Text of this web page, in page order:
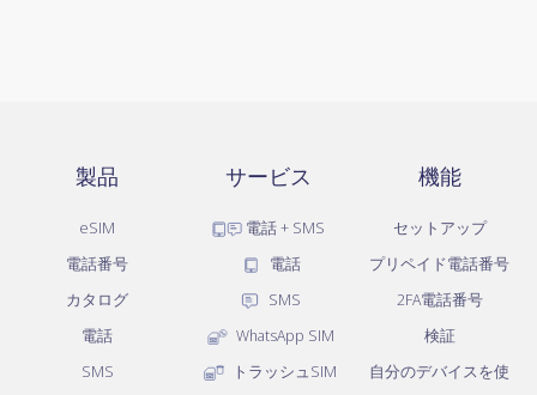
製品
eSIM
電話番号
カタログ
電話
SMS
サービス
電話 + SMS
電話
SMS
WhatsApp SIM
トラッシュSIM
機能
セットアップ
プリペイド電話番号
2FA電話番号
検証
自分のデバイスを使